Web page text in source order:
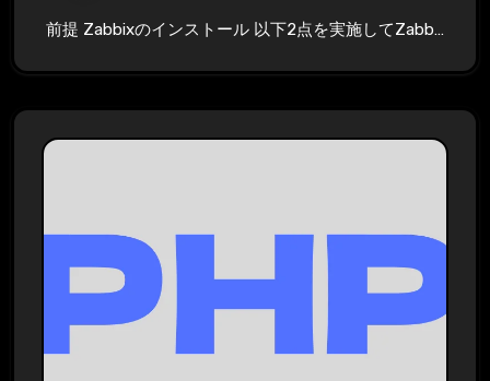
前提 Zabbixのインストール 以下2点を実施してZabb…